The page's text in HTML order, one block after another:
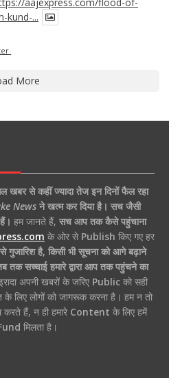
kund-...
More
खबर से कहीं ज्यादा तेज इन दिनों फैल रहा
Newsने खत्म कर दिया है। सच जैसी
हम जानते हैं, सच आप तक कैसे पहुंचाना
के ओर से Publish किए गए हर
गुजारिश है, किसी भी सूचना को आगे बढ़ाने
सच्चाई हमारे द्वारा आप तक पहुंचने का
अपनी खबरों के जरिए Publicको सही
लिए लोगों को जागरूक करना है। हम न तो
हैं, न ही हमारे Content के लिए हमें
मिलता है।